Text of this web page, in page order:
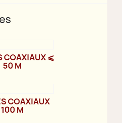
COAXIAUX ⩽
50 M
COAXIAUX
100 M